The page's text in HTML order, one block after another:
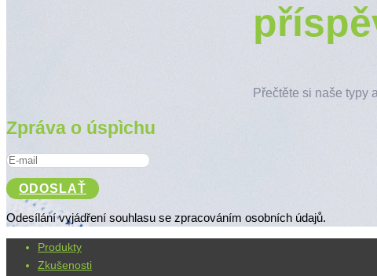
Přečtěte si naše typy
Zpráva o úspìchu
ODOSLAŤ
Odesílání vyjádření souhlasu se zpracováním osobních údajů.
Produkty
Zkušenosti